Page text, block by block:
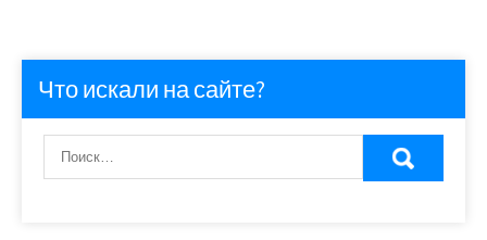
Что искали на сайте?